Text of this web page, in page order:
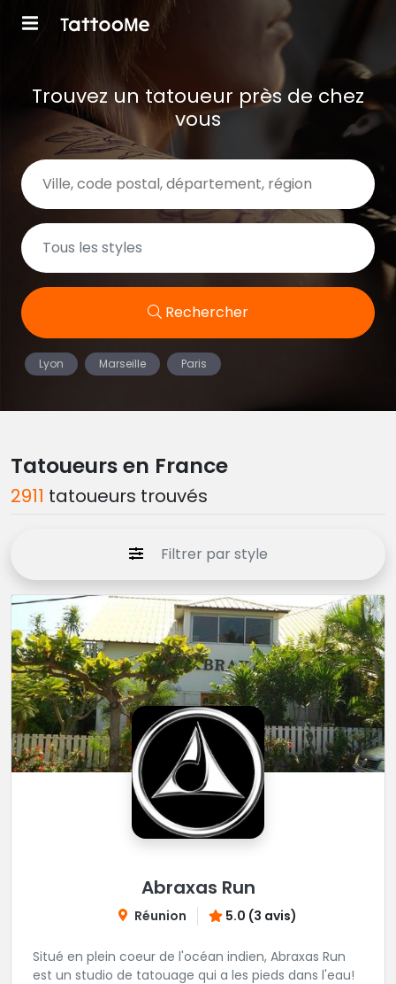
Trouvez un tatoueur près de chez
vous
Rechercher
Lyon Marseille Paris
Tatoueurs en France
2911 tatoueurs trouvés
Filtrer par style
Abraxas Run
Réunion 5.0 (3 avis)
Situé en plein coeur de l'océan indien, Abraxas Run
est un studio de tatouage qui a les pieds dans l'eau!